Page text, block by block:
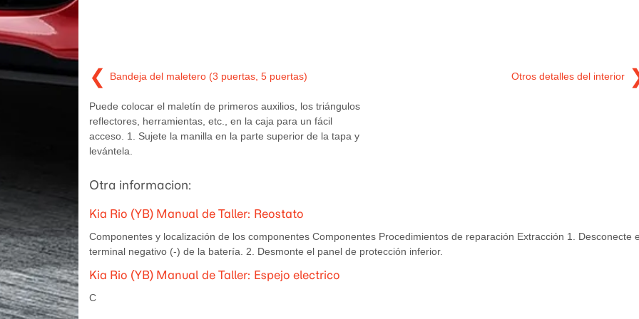
❮ Bandeja del maletero (3 puertas, 5 puertas)
Puede colocar el maletín de primeros auxilios, los triángulos
reflectores, herramientas, etc., en la caja para un fácil
acceso. 1. Sujete la manilla en la parte superior de la tapa y
levántela.
Otros detalles del interior
Otra informacion:
Kia Rio (YB) Manual de Taller: Reostato
Componentes y localización de los componentes Componentes Procedimientos de reparación Extracción 1. Desconecte
terminal negativo (-) de la batería. 2. Desmonte el panel de protección inferior.
Kia Rio (YB) Manual de Taller: Espejo electrico
C